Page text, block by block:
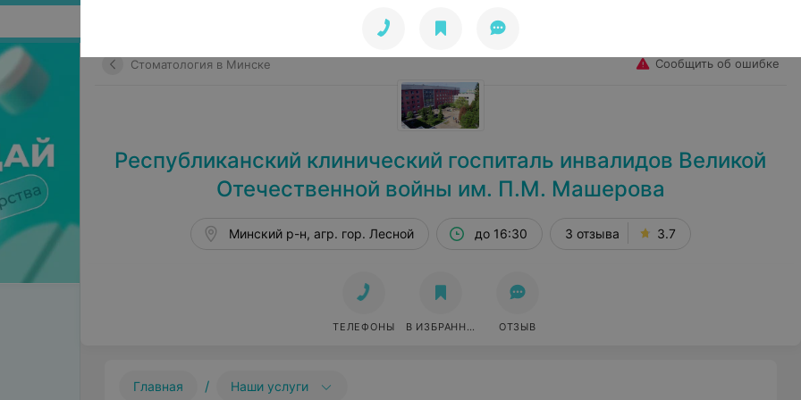
Стоматология в Минске Сообщить об ошибке
Республиканский клинический госпиталь инвалидов Великой
Отечественной войны им. П.М. Машерова
Минский р-н, агр. гор. Лесной до 16:30 3 отзыва 3.7
ТЕЛЕФОНЫ В ИЗБРАННОЕ ОТЗЫВ
Главная / Наши услуги